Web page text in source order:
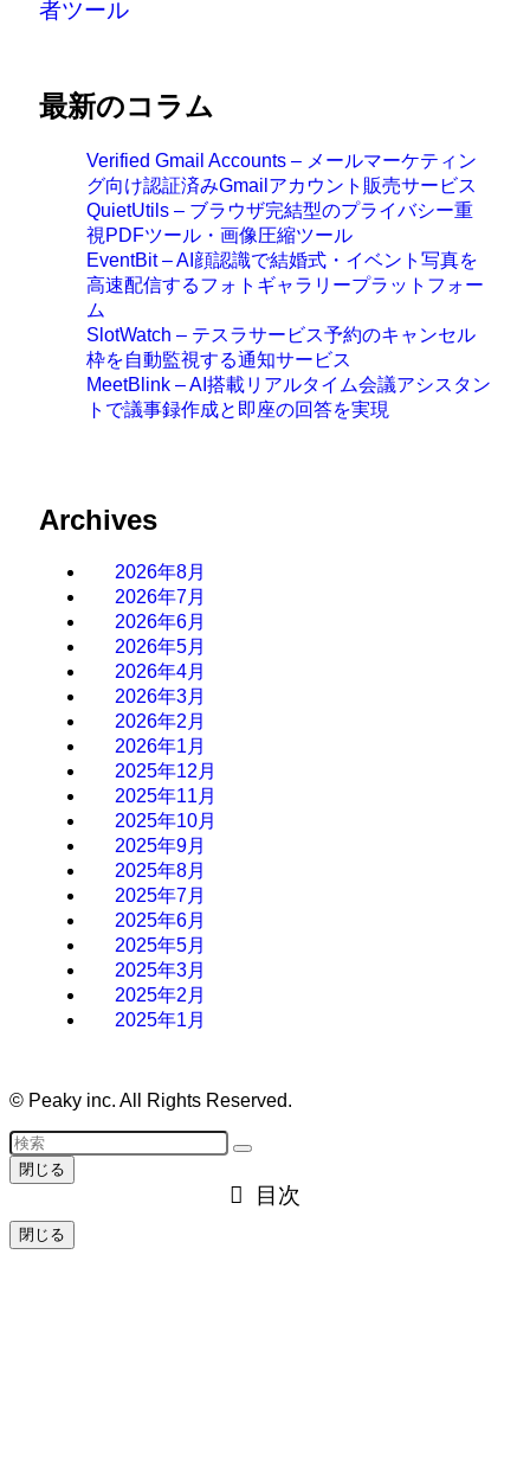
者ツール
最新のコラム
Verified Gmail Accounts – メールマーケティン
グ向け認証済みGmailアカウント販売サービス
QuietUtils – ブラウザ完結型のプライバシー重
視PDFツール・画像圧縮ツール
EventBit – AI顔認識で結婚式・イベント写真を
高速配信するフォトギャラリープラットフォー
ム
SlotWatch – テスラサービス予約のキャンセル
枠を自動監視する通知サービス
MeetBlink – AI搭載リアルタイム会議アシスタン
トで議事録作成と即座の回答を実現
Archives
2026年8月
2026年7月
2026年6月
2026年5月
2026年4月
2026年3月
2026年2月
2026年1月
2025年12月
2025年11月
2025年10月
2025年9月
2025年8月
2025年7月
2025年6月
2025年5月
2025年3月
2025年2月
2025年1月
© Peaky inc. All Rights Reserved.
閉じる
目次
閉じる